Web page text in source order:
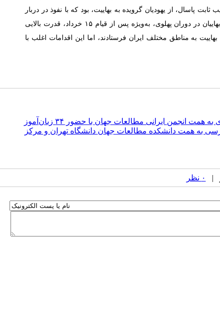
پاسال، از یهودیان گرویده به بهاییت، بود که با نفوذ در دربار
پهلوی به یکی از ثروتمندترین سرمایه‌داران تبدیل شد. او نقش کلیدی در تأسیس و مدیریت شرکت‌ها، از جمله تلویزیون ملی ایران، داشت. محفل بهاییان در دوران پهلوی، به‌ویژه پس از قیام ۱۵ خرداد، قدرت بالایی
به مناطق مختلف ایران فرستادند، اما این اقدامات اغلب با
انجمن ایرانی مطالعات جهان با حضور ۳۴ زبان‌آموز
به همت دانشکده مطالعات جهان دانشگاه تهران و مرکز
۰ نظر